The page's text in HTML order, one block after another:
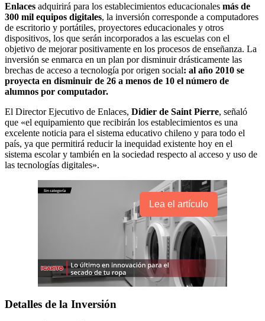
Enlaces adquirirá para los establecimientos educacionales más de
300 mil equipos digitales, la inversión corresponde a computadores
de escritorio y portátiles, proyectores educacionales y otros
dispositivos, los que serán incorporados a las escuelas con el
objetivo de mejorar positivamente en los procesos de enseñanza. La
inversión se enmarca en un plan por disminuir drásticamente las
brechas de acceso a tecnología por origen social: al año 2010 se
proyecta en disminuir de 26 a menos de 10 el número de
alumnos por computador.
El Director Ejecutivo de Enlaces, Didier de Saint Pierre, señaló
que «el equipamiento que recibirán los establecimientos es una
excelente noticia para el sistema educativo chileno y para todo el
país, ya que permitirá reducir la inequidad existente hoy en el
sistema escolar y también en la sociedad respecto al acceso y uso de
las tecnologías digitales».
Lea el artículo
Detalles de la Inversión